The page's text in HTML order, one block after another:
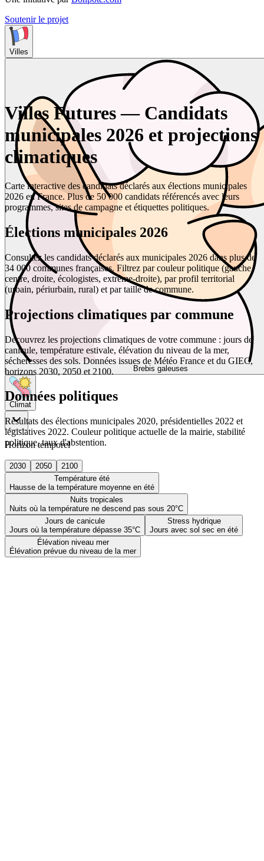
Soutenir le projet
Villes
Brebis galeuses
Climat
Horizon temporel
2030 2050
2100
Température été
Hausse de la température moyenne en été
Nuits tropicales
Nuits où la température ne descend pas sous 20°C
Jours de canicule
Jours où la température dépasse 35°C
Stress hydrique
Jours avec sol sec en été
Élévation niveau mer
Élévation prévue du niveau de la mer
Villes Futures — Candidats
municipales 2026 et projections
climatiques
Carte interactive des candidats déclarés aux élections municipales
2026 en France. Plus de 50 000 candidats référencés avec leurs
programmes, sites de campagne et étiquettes politiques.
Élections municipales 2026
Consultez les candidats déclarés aux municipales 2026 dans plus de
34 000 communes françaises. Filtrez par couleur politique (gauche,
centre, droite, écologistes, extrême-droite), par profil territorial
(urbain, périurbain, rural) et par taille de commune.
Projections climatiques par commune
Découvrez les projections climatiques de votre commune : jours de
canicule, température estivale, élévation du niveau de la mer,
sécheresses des sols. Données issues de Météo France et du GIEC,
horizons 2030, 2050 et 2100.
Données politiques
Résultats des élections municipales 2020, présidentielles 2022 et
législatives 2022. Couleur politique actuelle de la mairie, stabilité
politique, taux d'abstention.